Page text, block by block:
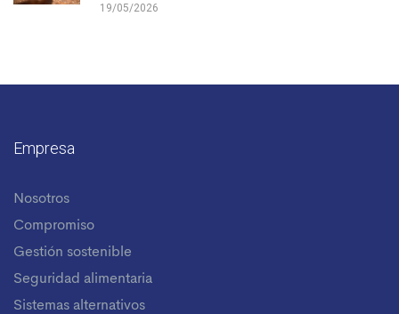
19/05/2026
Empresa
Nosotros
Compromiso
Gestión sostenible
Seguridad alimentaria
Sistemas alternativos